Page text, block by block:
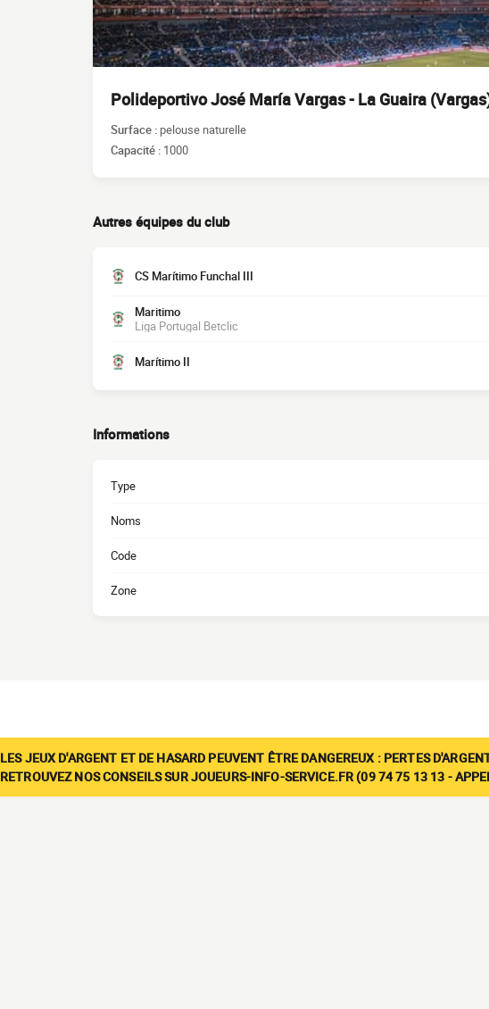
Polideportivo José María Vargas - La Guaira
Surface : pelouse naturelle
Capacité : 1000
Autres équipes du club
CS Marítimo Funchal III
Maritimo
Liga Portugal Betclic
Marítimo II
Informations
Type
Noms
Code
Zone
LES JEUX D'ARGENT ET DE HASARD PEUVENT ÊTRE DANGEREUX : PERTES
RETROUVEZ NOS CONSEILS SUR JOUEURS-INFO-SERVICE.FR (09 74 75 13 13 -